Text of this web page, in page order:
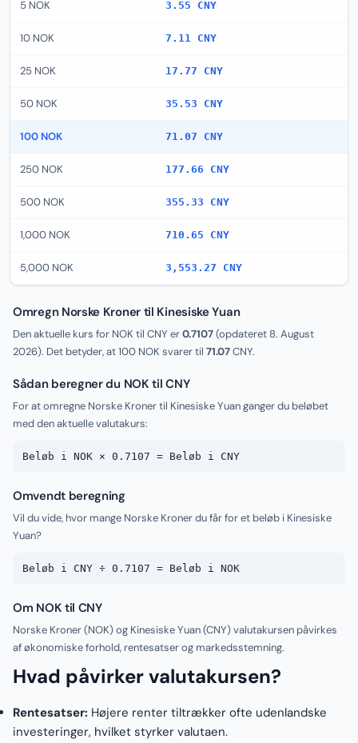
5 NOK 3.55 CNY
10 NOK 7.11 CNY
25 NOK 17.77 CNY
50 NOK 35.53 CNY
100 NOK 71.07 CNY
250 NOK 177.66 CNY
500 NOK 355.33 CNY
1,000 NOK 710.65 CNY
5,000 NOK 3,553.27 CNY
Omregn Norske Kroner til Kinesiske Yuan
Den aktuelle kurs for NOK til CNY er0.7107(opdateret 8. August
2026). Det betyder, at 100 NOK svarer til 71.07CNY.
Sådan beregner du NOK til CNY
For at omregne Norske Kroner til Kinesiske Yuan ganger du beløbet
med den aktuelle valutakurs:
Beløb i NOK × 0.7107 = Beløb i CNY
Omvendt beregning
Vil du vide, hvor mange Norske Kroner du får for et beløb i Kinesiske
Yuan?
Beløb i CNY ÷ 0.7107 = Beløb i NOK
Om NOK til CNY
Norske Kroner (NOK) og Kinesiske Yuan (CNY) valutakursen påvirkes
af økonomiske forhold, rentesatser og markedsstemning.
Hvad påvirker valutakursen?
Rentesatser: Højere renter tiltrækker ofte udenlandske
investeringer, hvilket styrker valutaen.